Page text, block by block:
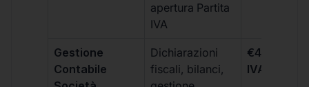
apertura Partita
IVA
Gestione
Contabile
Dichiarazioni
fiscali, bilanci,
€499 +
IVA/